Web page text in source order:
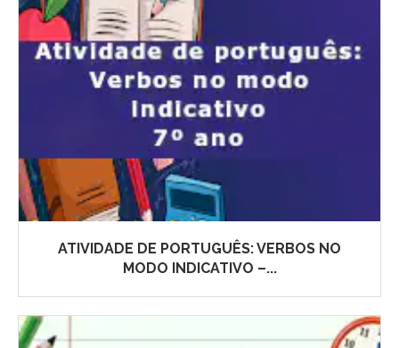
ATIVIDADE DE PORTUGUÊS: VERBOS NO
MODO INDICATIVO –...